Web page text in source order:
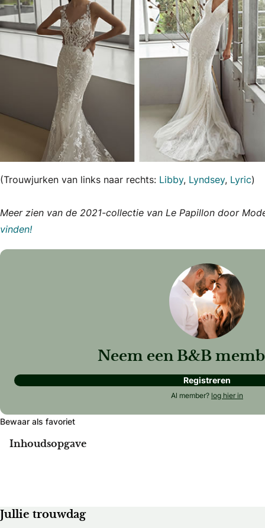
(Trouwjurken van links naar rechts: Libby, Lyndsey, Lyric)
Meer zien van de 2021-collectie van Le Papillon door
vinden!
Neem een B&B
Registreren
Al member? log hier in
Bewaar als favoriet
Inhoudsopgave
Jullie trouwdag